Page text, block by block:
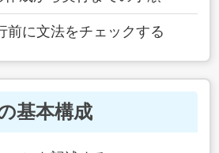
前に文法をチェックする
基本構成